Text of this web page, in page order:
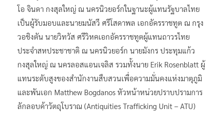
โอ จินดา กงสุลใหญ่ ณ นครนิวยอร์กในฐานะผู้แทนรัฐบาลไทย
เป็นผู้รับมอบและนายมนัสวี ศรีโสดาพล เอกอัครราชทูต ณ กรุง
วอชิงตัน นายวิทวัส ศรีวิหคเอกอัครราชทูตผู้แทนถาวรไทย
ประจำสหประชาชาติ ณ นครนิวยอร์ก นายมังกร ประทุมแก้ว
กงสุลใหญ่ ณ นครลอสแอนเจลิส รวมทั้งนาย Erik Rosenblatt ผู้
แทนระดับสูงของสำนักงานสืบสวนเพื่อความมั่นคงแห่งมาตุภูมิ
และพันเอก Matthew Bogdanos หัวหน้าหน่วยปราบปรามการ
ลักลอบค้าวัตถุโบราณ (Antiquities Trafficking Unit – ATU)